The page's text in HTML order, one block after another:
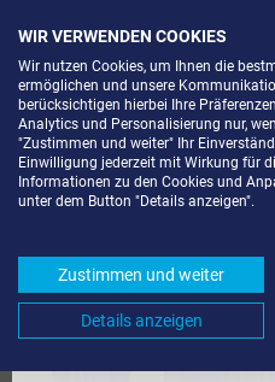
LAGERBOX IN
Komfortabel
WIR VERWENDEN COOKIES
Wir nutzen Cookies, um Ihnen die
ermöglichen und unsere
berücksichtigen hierbei Ihre
Analytics und Personalisierung nur,
"Zustimmen und weiter" Ihr
Einwilligung jederzeit mit Wirkung für
Informationen zu den Cookies und
unter dem Button "Details anzeigen".
Zustimmen und weiter
Details anzeigen